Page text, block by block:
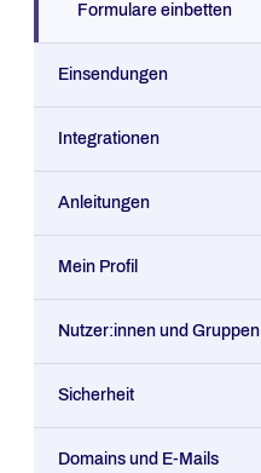
Formulare einbetten
Einsendungen
Integrationen
Anleitungen
Mein Profil
Nutzer:innen und Gruppen
Sicherheit
Domains und E-Mails